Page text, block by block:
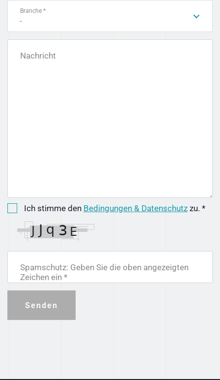
Branche *
-
Nachricht
Ich stimme den Bedingungen & Datenschutz zu. *
Spamschutz: Geben Sie die oben angezeigten
Zeichen ein *
Senden